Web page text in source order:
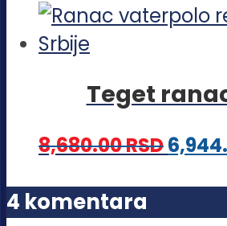
mogu
biti
Teget
8,680.00RSD
4 komentara